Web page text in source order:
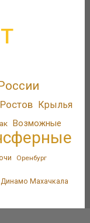
Ростов
Крылья
Возможные
Оренбург
Динамо Махачкала